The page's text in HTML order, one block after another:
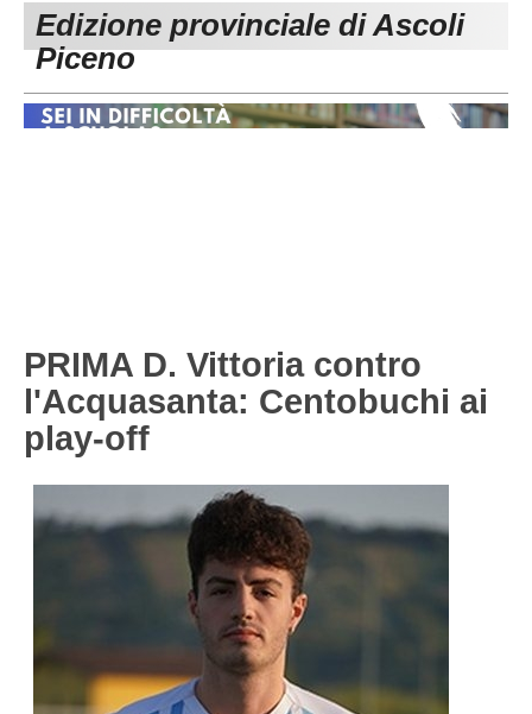
Carica la tua Rosa
1^ CATEGORIA
3^ CATEGORIA
Edizione provinciale di Ascoli
Piceno
PRIMA D. Vittoria contro
l'Acquasanta: Centobuchi ai
play-off